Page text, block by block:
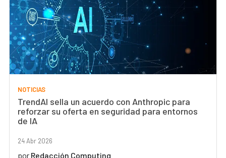
NOTICIAS
TrendAI sella un acuerdo con Anthropic para
reforzar su oferta en seguridad para entornos
de IA
24 Abr 2026
por Redacción Computing